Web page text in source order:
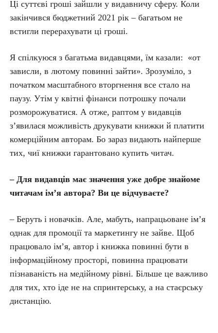
Ці суттєві гроші зайшли у видавничу сферу. Коли
закінчився бюджетний 2021 рік – багатьом не
встигли перерахувати ці гроші.
Я спілкуюся з багатьма видавцями, їм казали: «от
зависли, в лютому повинні зайти». Зрозуміло, з
початком масштабного вторгнення все стало на
паузу. Утім у квітні фінанси потрошку почали
розморожуватися. А отже, раптом у видавців
з’явилася можливість друкувати книжки й платити
комерційним авторам. Бо зараз видають найперше
тих, чиї книжки гарантовано купить читач.
– Для видавців має значення уже добре знайоме
читачам ім’я автора? Ви це відчуваєте?
– Беруть і новачків. Але, мабуть, напрацьоване ім’я
однак для промоції та маркетингу не зайве. Щоб
працювало ім’я, автор і книжка повинні бути в
інформаційному просторі, повинна працювати
пізнаваність на медійному рівні. Більше це важливо
для тих, хто іде не на спринтерську, а на стаєрську
дистанцію.